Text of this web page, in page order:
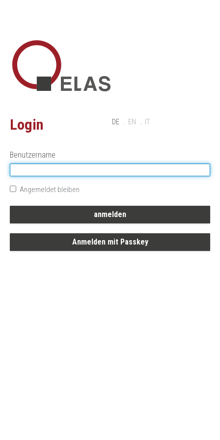
DE EN IT
Login
Benutzername
Angemeldet bleiben
Anmelden mit Passkey